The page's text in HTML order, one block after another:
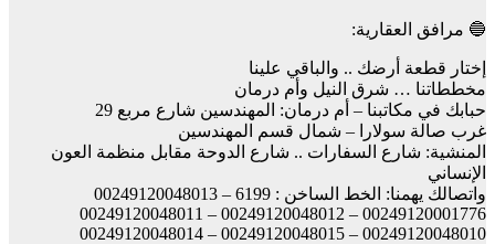
🔵 مرافق العقارية:
إختار قطعة أرضك .. والباقي علينا
مخططاتنا … شرق النيل وأم درمان
حبابك في مكاتبنا – أم درمان: المهندسين شارع مربع 29
غرب صالة سولارا – شمال قسم المهندسين
المنشية: شارع السفارات .. شارع الدوحة مقابل منظمة العون
الإنساني
واتصالك يهمنا: الخط الساخن : 6199 – 00249120048013
00249120001776 – 00249120048012 – 00249120048011
00249120048010 – 00249120048015 – 00249120048014